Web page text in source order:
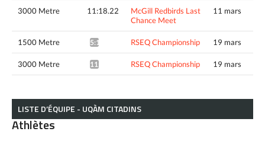
3000 Metre 11:18.22
McGill Redbirds Last
Chance Meet
11 mars
1500 Metre 5:13.27^ RSEQ Championship 19 mars
3000 Metre 11:05.98^ RSEQ Championship 19 mars
LISTE D’ÉQUIPE - UQÀM CITADINS
Athlètes